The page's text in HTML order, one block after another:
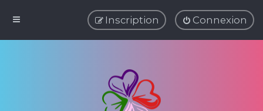
Connexion
Inscription